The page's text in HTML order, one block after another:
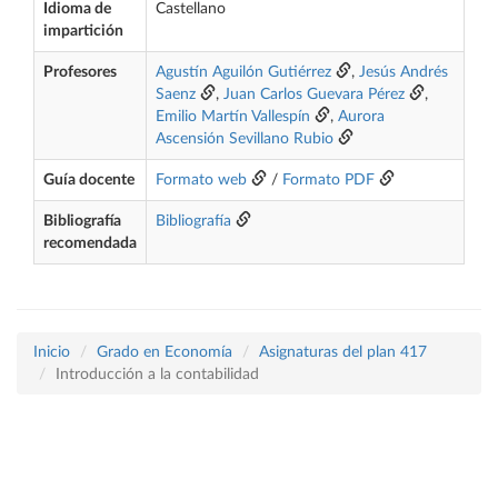
Idioma de
impartición
Castellano
Profesores Agustín Aguilón Gutiérrez , Jesús Andrés
Saenz
, Juan Carlos Guevara Pérez
,
Emilio Martín Vallespín
, Aurora
Ascensión Sevillano Rubio
Guía docente Formato web / Formato PDF
Bibliografía
recomendada
Bibliografía
Inicio Grado en Economía
Asignaturas del plan 417
Introducción a la contabilidad